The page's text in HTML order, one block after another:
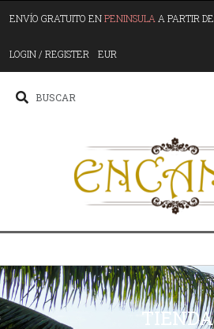
ENVÍO GRATUITO ENPENINSULA A PARTIR DE
LOGIN / REGISTER EUR
TIENDA